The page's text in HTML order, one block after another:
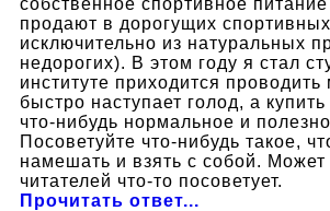
продают в дорогущих
исключительно из натуральных
недорогих). В этом году я стал
институте приходится
быстро наступает голод, а купить
что-нибудь нормальное и
Посоветуйте что-нибудь такое,
намешать и взять с собой. Может
читателей что-то посоветует.
Прочитать ответ...